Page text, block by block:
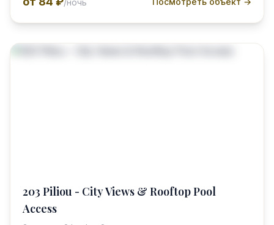
/ночь
203 Piliou - City Views & Rooftop Pool
Access